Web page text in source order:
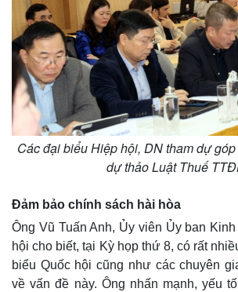
Tỷ giá
Chứng
Giá cà
Các đại biểu Hiệp hội, DN tham dự
dự thảo Luật Thuế
Đảm bảo chính sách hài hòa
Ông Vũ Tuấn Anh, Ủy viên Ủy ban
hội cho biết, tại Kỳ họp thứ 8, có rất
biểu Quốc hội cũng như các chuyên
về vấn đề này. Ông nhấn mạnh, yếu